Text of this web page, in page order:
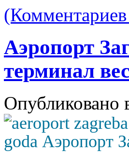
Аэропорт
терминал
Опубликовано